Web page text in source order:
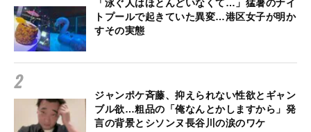
「泳ぐ人はほとんどいなくて…」猛暑のナイ
トプールで起きていた異変…港区女子が明か
すその実態
ジャンポケ斉藤、抑えられない性欲とギャン
ブル欲…粗品の「俺なんとかしますから」発
言の背景とシソンヌ長谷川の涙のワケ